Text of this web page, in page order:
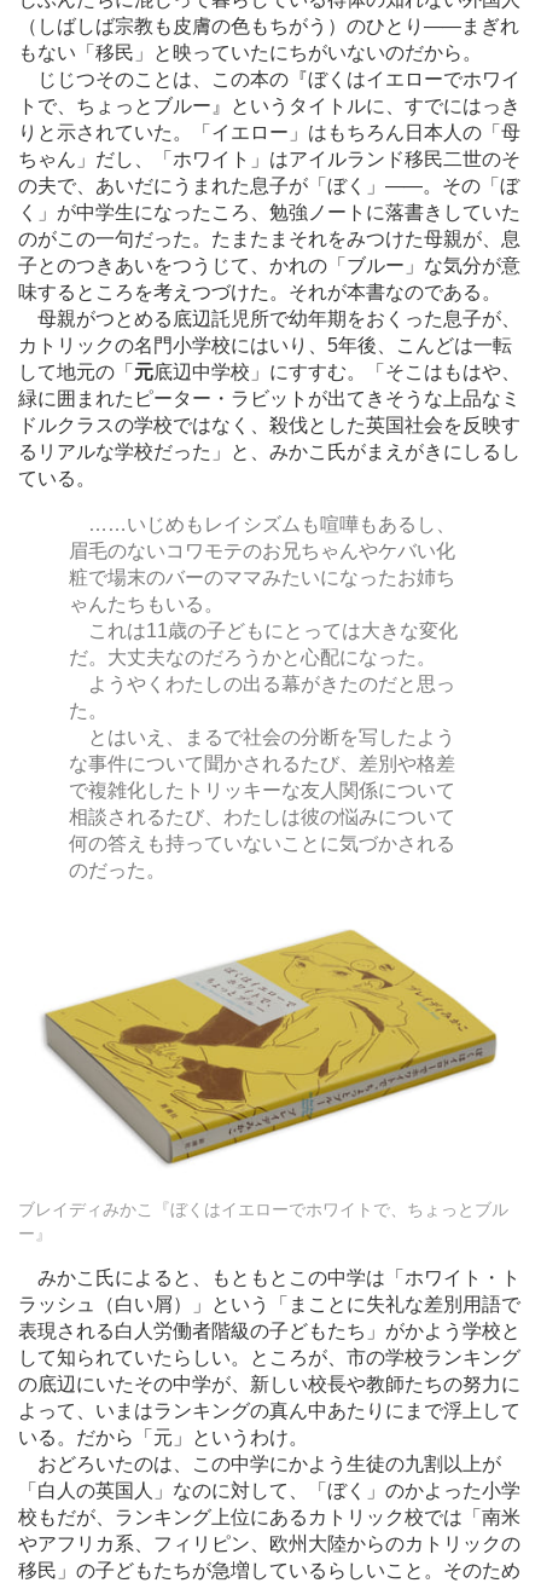
（しばしば宗教も皮膚の色もちがう）のひとり ――まぎれ
もない「移民」と映っていたにちがいないのだから。
じじつそのことは、この本の『ぼくはイエローでホワイ
トで、ちょっとブルー』というタイトルに、すでにはっき
りと示されていた。「イエロー」はもちろん日本人の「母
ちゃん」だし、「ホワイト」はアイルランド移民二世のそ
の夫で、あいだにうまれた息子が「ぼく」 ――。その「ぼ
く」が中学生になったころ、勉強ノートに落書きしていた
のがこの一句だった。たまたまそれをみつけた母親が、息
子とのつきあいをつうじて、かれの「ブルー」な気分が意
味するところを考えつづけた。それが本書なのである。
母親がつとめる底辺託児所で幼年期をおくった息子が、
カトリックの名門小学校にはいり、5年後、こんどは一転
して地元の「 元底辺中学校」にすすむ。「そこはもはや、
緑に囲まれたピーター・ラビットが出てきそうな上品なミ
ドルクラスの学校ではなく、殺伐とした英国社会を反映す
るリアルな学校だった」と、みかこ氏がまえがきにしるし
ている。
… …いじめもレイシズムも喧嘩もあるし、
眉毛のないコワモテのお兄ちゃんやケバい化
粧で場末のバーのママみたいになったお姉ち
ゃんたちもいる。
これは11歳の子どもにとっては大きな変化
だ。大丈夫なのだろうかと心配になった。
ようやくわたしの出る幕がきたのだと思っ
た。
とはいえ、まるで社会の分断を写したよう
な事件について聞かされるたび、差別や格差
で複雑化したトリッキーな友人関係について
相談されるたび、わたしは彼の悩みについて
何の答えも持っていないことに気づかされる
のだった。
ブレイディみかこ『ぼくはイエローでホワイトで、ちょっとブル
ー』
みかこ氏によると、もともとこの中学は「ホワイト・ト
ラッシュ（白い屑）」という「まことに失礼な差別用語で
表現される白人労働者階級の子どもたち」がかよう学校と
して知られていたらしい。ところが、市の学校ランキング
の底辺にいたその中学が、新しい校長や教師たちの努力に
よって、いまはランキングの真ん中あたりにまで浮上して
いる。だから「元」というわけ。
おどろいたのは、この中学にかよう生徒の九割以上が
「白人の英国人」なのに対して、「ぼく」のかよった小学
校もだが、ランキング上位にあるカトリック校では「南米
やアフリカ系、フィリピン、欧州大陸からのカトリックの
移民」の子どもたちが急増しているらしいこと。そのため